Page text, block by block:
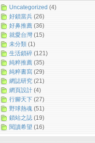
Uncategorized (4)
好鎖當兵(26)
好鼻推薦(36)
就愛台灣(15)
未分類(1)
生活鎖碎(121)
純粹推薦(35)
純粹書寫(29)
網誌研究(21)
網頁設計(4)
行腳天下(27)
野球熱魂(51)
鎖站之誌(19)
閱讀希望 (16)